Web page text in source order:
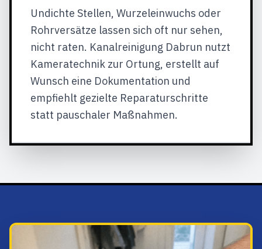
Undichte Stellen, Wurzeleinwuchs oder
Rohrversätze lassen sich oft nur sehen,
nicht raten. Kanalreinigung Dabrun nutzt
Kameratechnik zur Ortung, erstellt auf
Wunsch eine Dokumentation und
empfiehlt gezielte Reparaturschritte
statt pauschaler Maßnahmen.